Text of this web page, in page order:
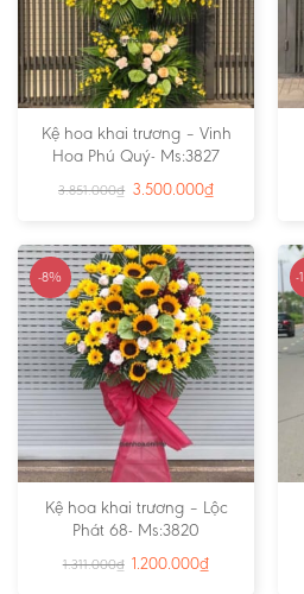
Kệ hoa khai trương – Vinh
Hoa Phú Quý- Ms:3827
3.851.000₫ 3.500.000₫
-8%
Kệ hoa khai trương – Lộc
Phát 68- Ms:3820
1.311.000₫ 1.200.000₫
-